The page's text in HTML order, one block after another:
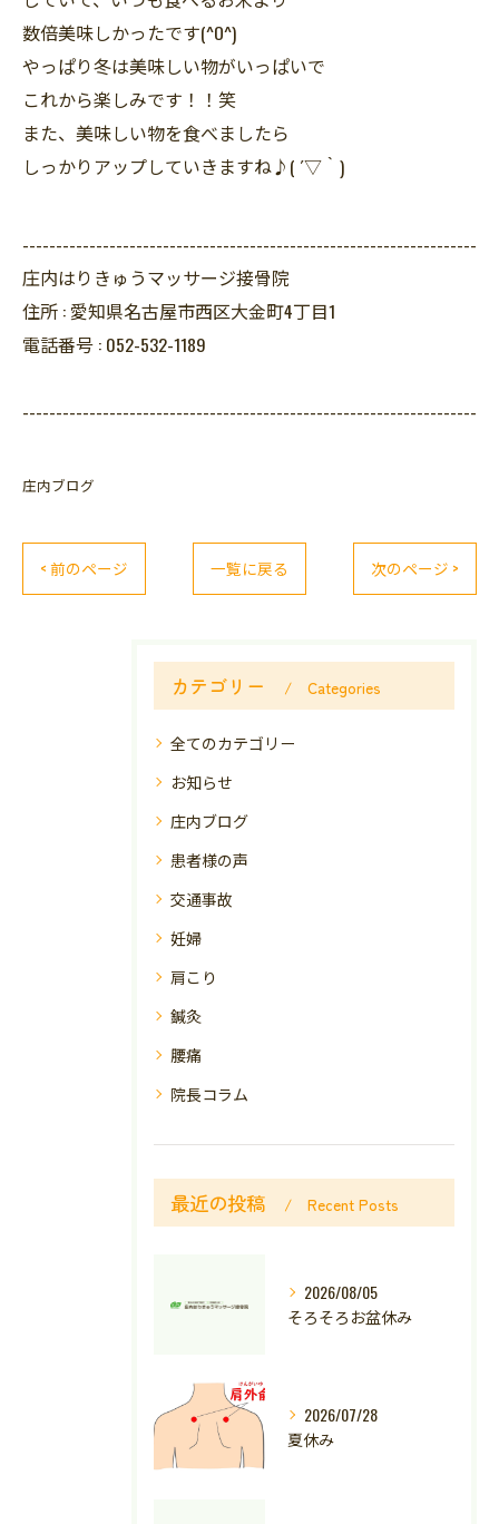
数倍美味しかったです(^O^)
やっぱり冬は美味しい物がいっぱいで
これから楽しみです！！笑
また、美味しい物を食べましたら
しっかりアップしていきますね♪( ´▽｀)
--------------------------------------------------------------------
庄内はりきゅうマッサージ接骨院
住所 : 愛知県名古屋市西区大金町4丁目1
電話番号 : 052-532-1189
--------------------------------------------------------------------
庄内ブログ
< 前のページ 一覧に戻る 次のページ >
カテゴリー Categories
全てのカテゴリー
お知らせ
庄内ブログ
患者様の声
交通事故
妊婦
肩こり
鍼灸
腰痛
院長コラム
最近の投稿 Recent Posts
2026/08/05
そろそろお盆休み
2026/07/28
夏休み